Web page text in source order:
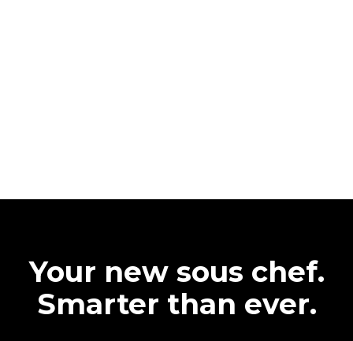
Your new sous chef.
Smarter than ever.